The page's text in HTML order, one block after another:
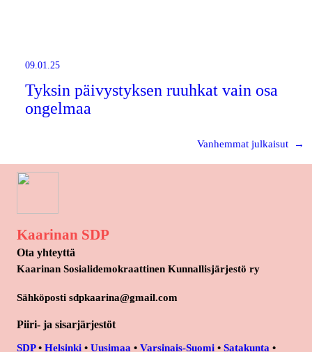
09.01.25
Tyksin päivystyksen ruuhkat vain osa
ongelmaa
Vanhemmat julkaisut →
Kaarinan SDP
Ota yhteyttä
Kaarinan Sosialidemokraattinen Kunnallisjärjestö ry
Sähköposti sdpkaarina@gmail.com
Piiri- ja sisarjärjestöt
SDP• Helsinki • Uusimaa • Varsinais-Suomi • Satakunta •